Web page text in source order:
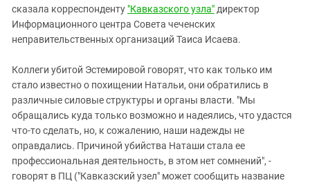
сказала корреспонденту "Кавказского узла" директор
Информационного центра Совета чеченских
неправительственных организаций Таиса Исаева.
Коллеги убитой Эстемировой говорят, что как только им
стало известно о похищении Натальи, они обратились в
различные силовые структуры и органы власти. "Мы
обращались куда только возможно и надеялись, что удастся
что-то сделать, но, к сожалению, наши надежды не
оправдались. Причиной убийства Наташи стала ее
профессиональная деятельность, в этом нет сомнений", -
говорят в ПЦ ("Кавказский узел" может сообщить название